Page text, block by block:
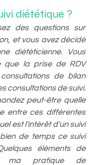
diététique ?
des questions sur
et vous avez décidé
diététicienne. Vous
que la prise de RDV
de bilan
consultations de suivi.
peut-être quelle
entre ces différentes
est l'intérêt d'un suivi
de temps ce suivi
éléments de
ma pratique de